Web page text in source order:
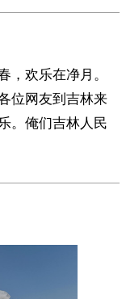
，欢乐在净月。
位网友到吉林来
。俺们吉林人民